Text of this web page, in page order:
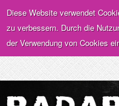
Diese Website verwendet
zu verbessern. Durch die
der Verwendung von Cookies